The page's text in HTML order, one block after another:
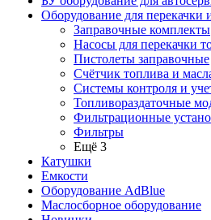
Оборудование для
Заправочные комплекты
Насосы для перекачки
Пистолеты заправочные
Счётчик топлива и
Системы контроля и
Топливораздаточные
Фильтрационные
Фильтры
Ещё 3
Катушки
Емкости
Оборудование AdBlue
Маслосборное оборудование